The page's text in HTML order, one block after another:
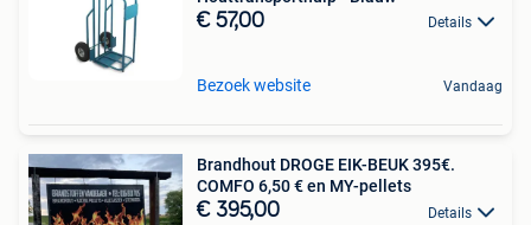
€ 57,00 Details
Bezoek website Vandaag
Brandhout DROGE EIK-BEUK 395€.
COMFO 6,50 € en MY-pellets
€ 395,00 Details